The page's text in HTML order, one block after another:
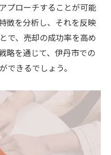
プローチすることが可能
徴を分析し、それを反映
で、売却の成功率を高め
略を通じて、伊丹市での
できるでしょう。